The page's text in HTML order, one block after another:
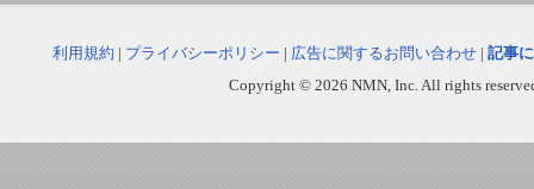
利用規約 | プライバシーポリシー | 広告に関するお問い合わせ | 記事
Copyright © 2026 NMN, Inc. All rights